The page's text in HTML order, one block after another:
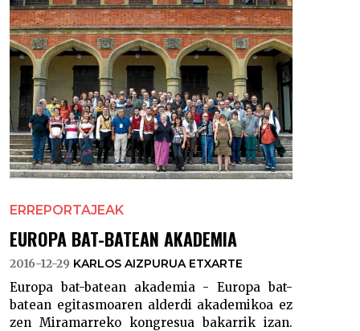
ERREPORTAJEAK
EUROPA BAT-BATEAN AKADEMIA
2016-12-29 KARLOS AIZPURUA ETXARTE
Europa bat-batean akademia - Europa bat-
batean egitasmoaren alderdi akademikoa ez
zen Miramarreko kongresua bakarrik izan.